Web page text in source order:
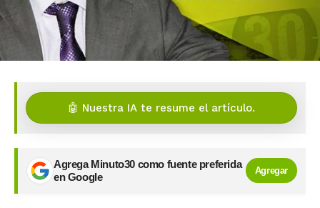
🤖 Nuestra IA te resume el artículo.
Agrega Minuto30 como fuente preferida
en Google
Agregar